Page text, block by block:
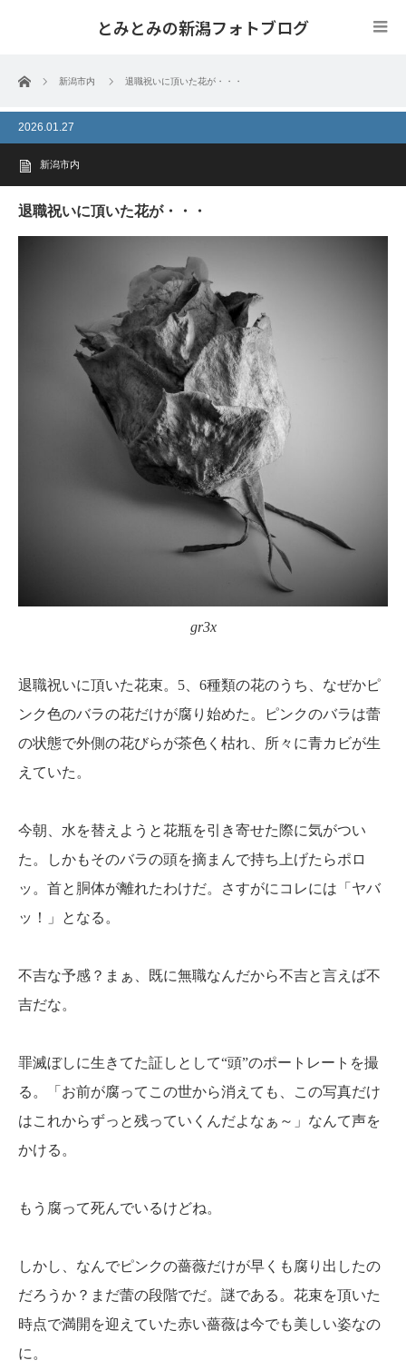
とみとみの新潟フォトブログ
ホーム 新潟市内 退職祝いに頂いた花が・・・
2026.01.27
新潟市内
退職祝いに頂いた花が・・・
gr3x
退職祝いに頂いた花束。5、6種類の花のうち、なぜかピ
ンク色のバラの花だけが腐り始めた。ピンクのバラは蕾
の状態で外側の花びらが茶色く枯れ、所々に青カビが生
えていた。
今朝、水を替えようと花瓶を引き寄せた際に気がつい
た。しかもそのバラの頭を摘まんで持ち上げたらポロ
ッ。首と胴体が離れたわけだ。さすがにコレには「ヤバ
ッ！」となる。
不吉な予感？まぁ、既に無職なんだから不吉と言えば不
吉だな。
罪滅ぼしに生きてた証しとして“頭”のポートレートを撮
る。「お前が腐ってこの世から消えても、この写真だけ
はこれからずっと残っていくんだよなぁ～」なんて声を
かける。
もう腐って死んでいるけどね。
しかし、なんでピンクの薔薇だけが早くも腐り出したの
だろうか？まだ蕾の段階でだ。謎である。花束を頂いた
時点で満開を迎えていた赤い薔薇は今でも美しい姿なの
に。